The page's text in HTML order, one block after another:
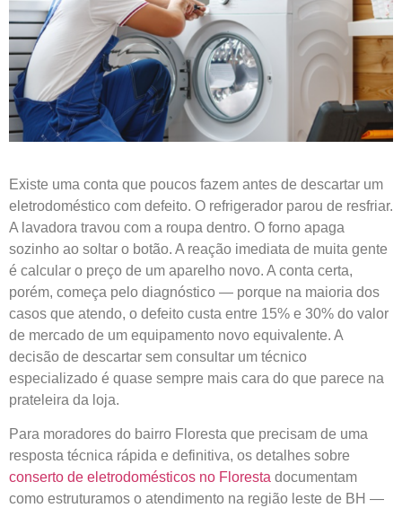
Existe uma conta que poucos fazem antes de descartar um
eletrodoméstico com defeito. O refrigerador parou de resfriar.
A lavadora travou com a roupa dentro. O forno apaga
sozinho ao soltar o botão. A reação imediata de muita gente
é calcular o preço de um aparelho novo. A conta certa,
porém, começa pelo diagnóstico — porque na maioria dos
casos que atendo, o defeito custa entre 15% e 30% do valor
de mercado de um equipamento novo equivalente. A
decisão de descartar sem consultar um técnico
especializado é quase sempre mais cara do que parece na
prateleira da loja.
Para moradores do bairro Floresta que precisam de uma
resposta técnica rápida e definitiva, os detalhes sobre
conserto de eletrodomésticos no Floresta documentam
como estruturamos o atendimento na região leste de BH —